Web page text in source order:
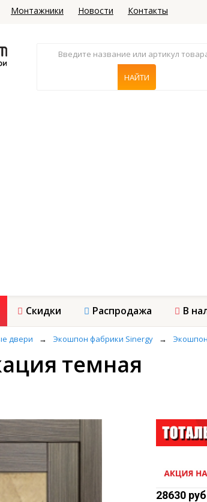
Монтажники Новости Контакты
Скидки Распродажа В
двери → Экошпон фабрики Sinergy →
темная
28630